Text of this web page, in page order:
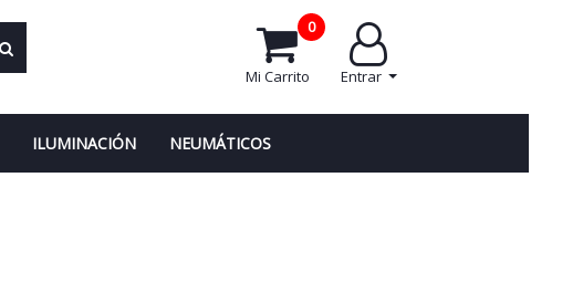
Entrar
Mi Carrito
0
ILUMINACIÓN NEUMÁTICOS